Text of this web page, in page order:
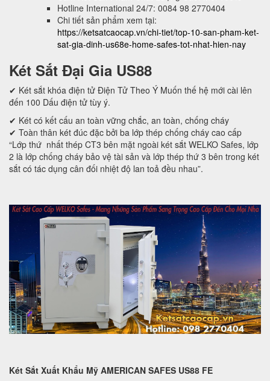
Hotline International 24/7: 0084 98 2770404
Chi tiết sản phẩm xem tại:
https://ketsatcaocap.vn/chi-tiet/top-10-san-pham-ket-
sat-gia-dinh-us68e-home-safes-tot-nhat-hien-nay
Két Sắt Đại Gia US88
✔ Két sắt khóa điện tử Điện Tử Theo Ý Muốn thế hệ mới cài lên
đến 100 Dấu điện tử tùy ý.
✔ Két có kết cấu an toàn vững chắc, an toàn, chống cháy
✔ Toàn thân két đúc đặc bởi ba lớp thép chống cháy cao cấp
“Lớp thứ nhất thép CT3 bên mặt ngoài két sắt WELKO Safes, lớp
2 là lớp chống cháy bảo vệ tài sản và lớp thép thứ 3 bên trong két
sắt có tác dụng cân đối nhiệt độ lan toả đều nhau”.
Két Sắt Xuất Khẩu Mỹ AMERICAN SAFES US88 FE